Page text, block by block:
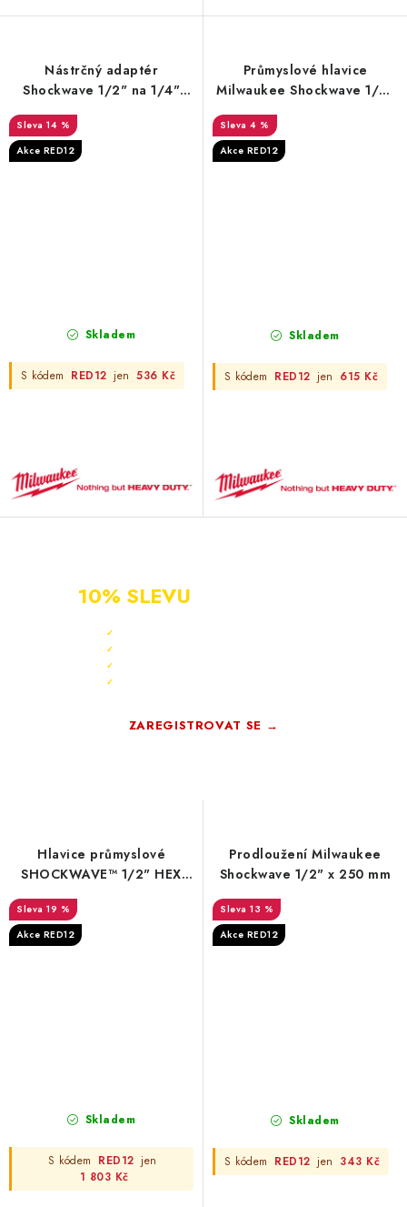
Nástrčný adaptér
Shockwave 1/2" na 1/4"
14 %
Akce RED12
Skladem
S kódem RED12 jen 536 Kč
Průmyslové hlavice
Milwaukee Shockwave 1/2"
4 %
Akce RED12
Skladem
S kódem RED12 jen 615 Kč
10% SLEVU
✓
✓
✓
✓
ZAREGISTROVAT SE →
Hlavice průmyslové
SHOCKWAVE™ 1/2" HEX
Milwaukee – 10 ks
19 %
Akce RED12
Skladem
S kódem RED12 jen
1 803 Kč
Prodloužení Milwaukee
Shockwave 1/2" x 250 mm
13 %
Akce RED12
Skladem
S kódem RED12 jen 343 Kč